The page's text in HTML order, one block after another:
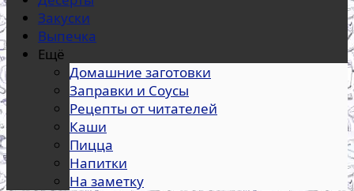
Закуски
Выпечка
Ещё
Домашние заготовки
Заправки и Соусы
Рецепты от читателей
Каши
Пицца
Напитки
На заметку